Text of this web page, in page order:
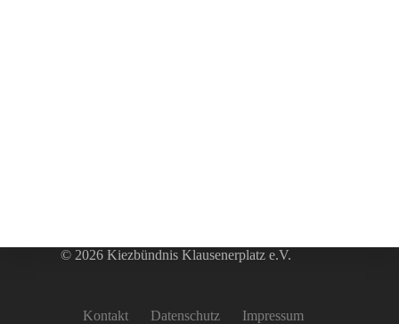
© 2026 Kiezbündnis Klausenerplatz e.V.
Kontakt Datenschutz Impressum